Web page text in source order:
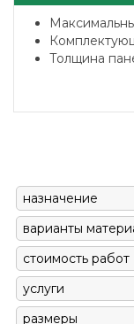
Толщина